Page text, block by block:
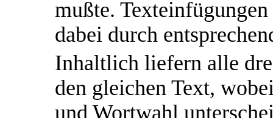
mußte.
dabei durch
Inhaltlich liefern alle
den gleichen Text,
und Wortwahl